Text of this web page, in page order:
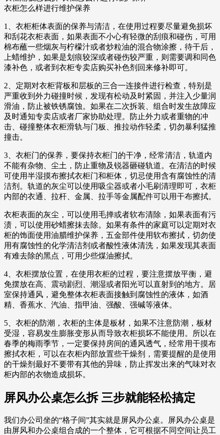
衣柜怎么样进行维护保养
1、衣柜柜体表面的保养与清洁，在使用过程要尽量避免损坏
和刮花衣柜表面，如果表面不小心有轻微的刮痕和碰伤，可用
棉布蘸一些烟灰与柠檬汁或者炒粒油的混合物涂擦，待干后，
上蜡维护，如果是划痕较深或者碰伤较严重，则需要调和同色
漆补色，或者到衣柜专卖店购买补色剂回来修补即可。
2、定期对衣柜背板和层板的三合一连接件进行检查，特别是
严重收到外力碰撞时候，发现有松动及时紧固，并注入少量润
滑油，防止被铁锈腐蚀。如果在二次拆装、组合时发生故障应
及时通知专卖店或者厂家协助处理。防止外力或者重物的冲
击、碰撞整体衣柜滑轨与门板、推拉动作轻柔，切勿暴利猛推
撞击。
3、衣柜门的保养，要保持衣柜门的干净，经常清洁，轨道内
不能有杂物、尘土，防止重物及锐器砸碰轨道。在清洁的时候
可使用半湿摸布擦拭衣柜门和柜体，切忌使用含有腐蚀性的清
洁剂。轨道的灰尘可以使用吸尘器或者小毛刷清理即可，衣柜
内部的衣通、拉杆、金属、拉手等金属配件可以用干布擦拭。
衣柜表面的灰尘，可以使用毛掸或者软布清除，如果表面有污
渍，可以使用砂蜡擦抹去除。如果有条件的家庭可以定期对衣
柜的饰面使用油腊维护保养，五金部件使用软布擦拭，切勿使
用有腐蚀性的化学清洁剂或者酸性液体清洗，如果发现其表面
有难去除的黑点，可用少些煤油擦拭。
4、衣柜摆放位置，在使用衣柜的过程，要注意摆放平衡，避
免摆放在高、震动剧烈、潮湿或者阳光可以直射到的地方。居
室保持通风，避免整体衣柜表面接触到腐蚀性的液体，如酒
精、香蕉水、汽油、指甲油、强酸、强碱等液体。
5、衣柜的防潮，衣柜的主体是板材，如果不注意防潮，板材
受湿，容易发生膨胀变形从而导致衣柜损坏不能使用。所以在
春季的梅雨季节，一定要保持房间的通风透气，经常用干摸布
擦拭衣柜，可以在衣柜内部放置些干燥剂，需要提醒的是使用
的干燥剂最好不要带有其他的异味，防止挥发出来的气味对衣
柜内部的衣物造成损坏。
屏风办公桌怎么拆 三步就能轻松搞定
我们办公司坐的“格子间”其实就是屏风办公桌。屏风办公桌是
由屏风和办公桌组合成的一个整体，它可根据不同空间让员工